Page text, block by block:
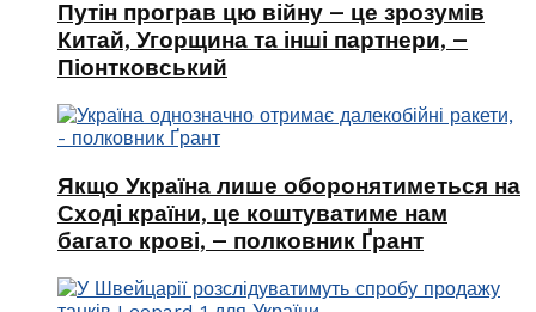
Путін програв цю війну – це зрозумів
Китай, Угорщина та інші партнери, –
Піонтковський
Якщо Україна лише оборонятиметься на
Сході країни, це коштуватиме нам
багато крові, – полковник Ґрант